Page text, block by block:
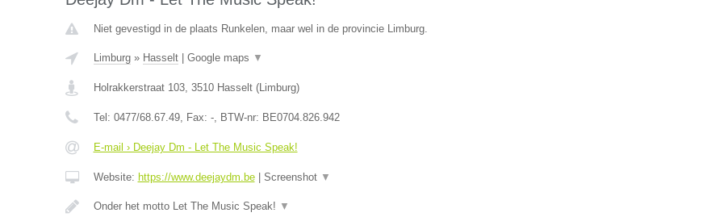
Niet gevestigd in de plaats Runkelen, maar wel in de provincie Limburg.
Limburg» Hasselt| Google maps ▼
Holrakkerstraat 103, 3510 Hasselt(Limburg)
Tel: 0477/68.67.49, Fax: -, BTW-nr: BE0704.826.942
E-mail › Deejay Dm - Let The Music Speak!
Website: https://www.deejaydm.be| Screenshot ▼
Onder het motto Let The Music Speak! ▼